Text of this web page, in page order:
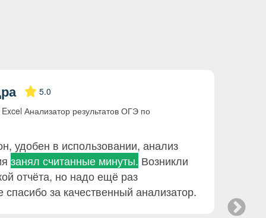
5.0
Анализатор результатов ОГЭ по
удобен в использовании, анализ
занял считанные минуты. Возникли
отчёта, но надо ещё раз
за качественный анализатор.